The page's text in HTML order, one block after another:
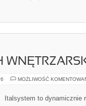
MOŻLIWOŚĆ
Italsystem to dynamicznie